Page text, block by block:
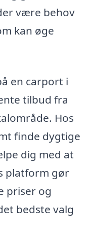
være behov
kan øge
en carport i
tilbud fra
Hos
finde dygtige
dig med at
platform gør
priser og
bedste valg